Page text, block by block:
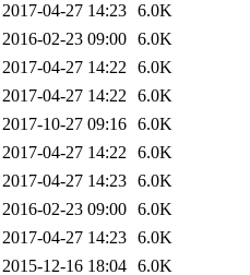
2017-04-27 14:23 6.0K
2016-02-23 09:00 6.0K
2017-04-27 14:22 6.0K
2017-04-27 14:22 6.0K
2017-10-27 09:16 6.0K
2017-04-27 14:22 6.0K
2017-04-27 14:23 6.0K
2016-02-23 09:00 6.0K
2017-04-27 14:23 6.0K
2015-12-16 18:04 6.0K